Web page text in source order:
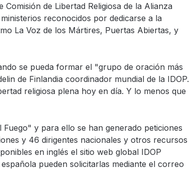
Comisión de Libertad Religiosa de la Alianza
reconocidos por dedicarse a la
La Voz de los Mártires, Puertas Abiertas, y
se pueda formar el "grupo de oración más
de Finlandia coordinador mundial de la IDOP.
religiosa plena hoy en día. Y lo menos que
y para ello se han generado peticiones
y 46 dirigentes nacionales y otros recursos
en inglés el sitio web global IDOP
pueden solicitarlas mediante el correo